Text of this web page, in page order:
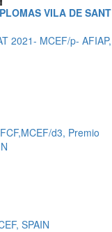
VILA DE SANT
2021- MCEF/p- AFIAP,
d3, Premio
SPAIN